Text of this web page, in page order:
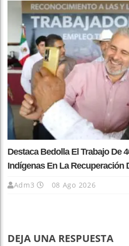
Destaca Bedolla El Trabajo De
Indígenas En La Recuperación
Adm3 08 Ago 2026
DEJA UNA RESPUESTA